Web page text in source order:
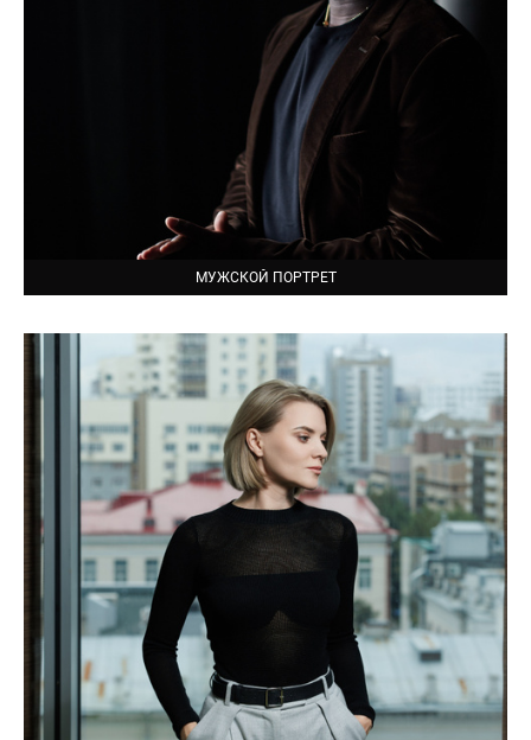
МУЖСКОЙ ПОРТРЕТ